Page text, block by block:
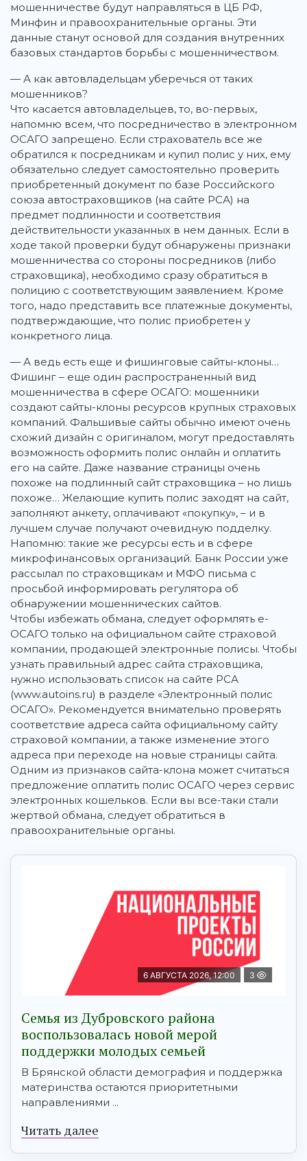
мошенничестве будут направляться в ЦБ РФ,
Минфин и правоохранительные органы. Эти
данные станут основой для создания внутренних
базовых стандартов борьбы с мошенничеством.
— А как автовладельцам уберечься от таких
мошенников?
Что касается автовладельцев, то, во-первых,
напомню всем, что посредничество в электронном
ОСАГО запрещено. Если страхователь все же
обратился к посредникам и купил полис у них, ему
обязательно следует самостоятельно проверить
приобретенный документ по базе Российского
союза автостраховщиков (на сайте РСА) на
предмет подлинности и соответствия
действительности указанных в нем данных. Если в
ходе такой проверки будут обнаружены признаки
мошенничества со стороны посредников (либо
страховщика), необходимо сразу обратиться в
полицию с соответствующим заявлением. Кроме
того, надо представить все платежные документы,
подтверждающие, что полис приобретен у
конкретного лица.
— А ведь есть еще и фишинговые сайты-клоны…
Фишинг – еще один распространенный вид
мошенничества в сфере ОСАГО: мошенники
создают сайты-клоны ресурсов крупных страховых
компаний. Фальшивые сайты обычно имеют очень
схожий дизайн с оригиналом, могут предоставлять
возможность оформить полис онлайн и оплатить
его на сайте. Даже название страницы очень
похоже на подлинный сайт страховщика – но лишь
похоже… Желающие купить полис заходят на сайт,
заполняют анкету, оплачивают «покупку», – и в
лучшем случае получают очевидную подделку.
Напомню: такие же ресурсы есть и в сфере
микрофинансовых организаций. Банк России уже
рассылал по страховщикам и МФО письма с
просьбой информировать регулятора об
обнаружении мошеннических сайтов.
Чтобы избежать обмана, следует оформлять е-
ОСАГО только на официальном сайте страховой
компании, продающей электронные полисы. Чтобы
узнать правильный адрес сайта страховщика,
нужно использовать список на сайте РСА
(www.autoins.ru) в разделе «Электронный полис
ОСАГО». Рекомендуется внимательно проверять
соответствие адреса сайта официальному сайту
страховой компании, а также изменение этого
адреса при переходе на новые страницы сайта.
Одним из признаков сайта-клона может считаться
предложение оплатить полис ОСАГО через сервис
электронных кошельков. Если вы все-таки стали
жертвой обмана, следует обратиться в
правоохранительные органы.
6 АВГУСТА 2026, 12:00 3
Семья из Дубровского района
воспользовалась новой мерой
поддержки молодых семьей
В Брянской области демография и поддержка
материнства остаются приоритетными
направлениями ...
Читать далее